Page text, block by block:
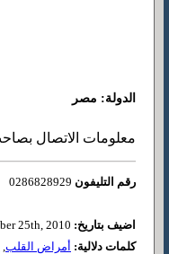
الدولة: مصر
معلومات الاتصال
رقم التليفون
اضيف بتاريخ:
كلمات دلالية: أمراض القلب,